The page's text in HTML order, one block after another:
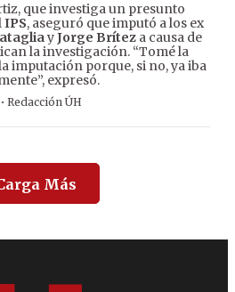
que investiga un presunto
IPS, aseguró que imputó a los ex
yJorge Brítez a causa de
la investigación. “Tomé la
imputación porque, si no, ya iba
expresó.
· Redacción ÚH
Más